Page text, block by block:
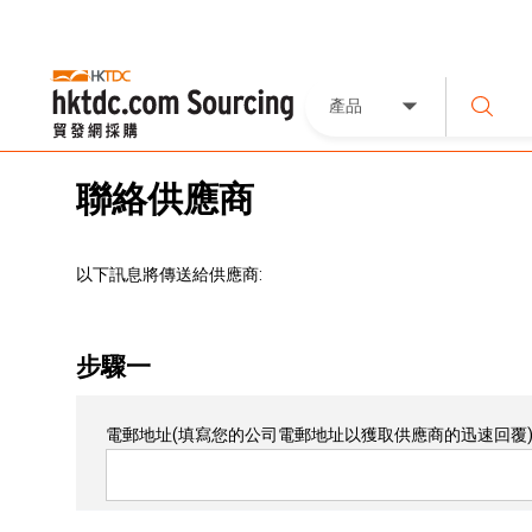
產品
聯絡供應商
以下訊息將傳送給供應商:
步驟一
電郵地址(填寫您的公司電郵地址以獲取供應商的迅速回覆)